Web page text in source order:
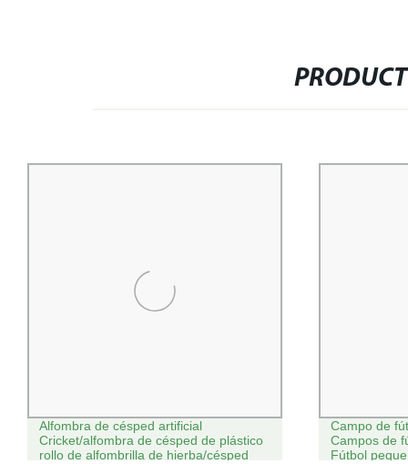
Campo de fútbol de alta calidad
Campos de fútbol cubiertos públicos
Fútbol pequeño Estadio
Francia de
jersey de
Chándal de